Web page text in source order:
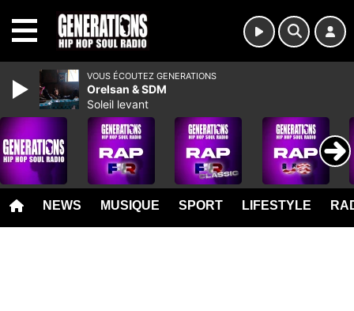
NEWS MUSIQUE SPORT LIFESTYLE
VOUS ÉCOUTEZ GENERATIONS
Orelsan & SDM
Soleil levant